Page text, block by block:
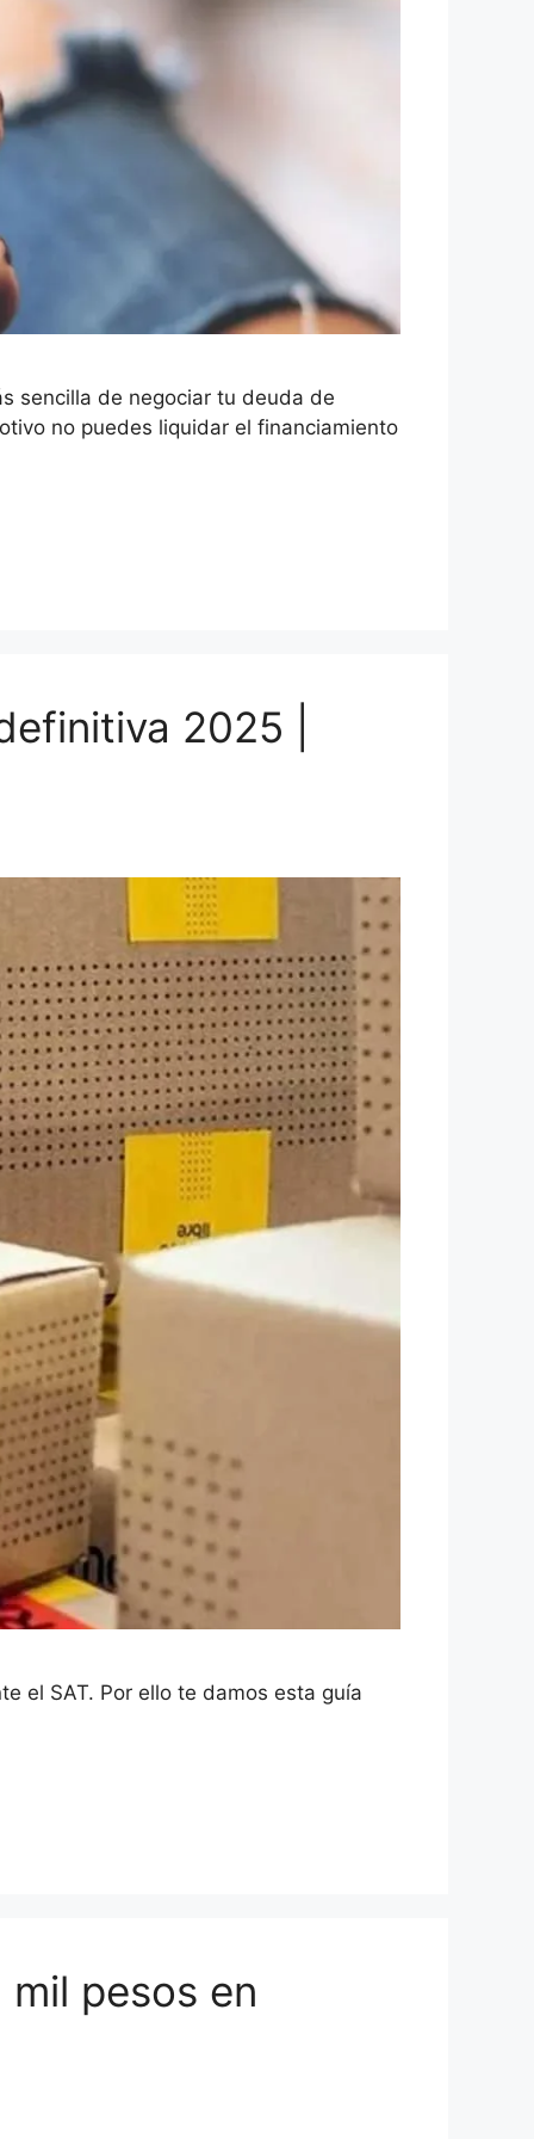
sencilla de negociar tu deuda de
no puedes liquidar el financiamiento
2025 |
el SAT. Por ello te damos esta guía
pesos en